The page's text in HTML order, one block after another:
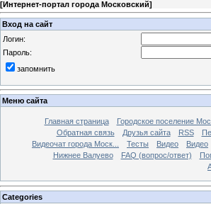
[Интернет-портал города Московский]
Вход на сайт
Логин:
Пароль:
запомнить
Меню сайта
Главная страница Городское поселение
Обратная связь
Друзья сайта RSS
Видеочат города Моск...
Тесты Видео Видео
Нижнее Валуево
FAQ (вопрос/ответ)
Categories